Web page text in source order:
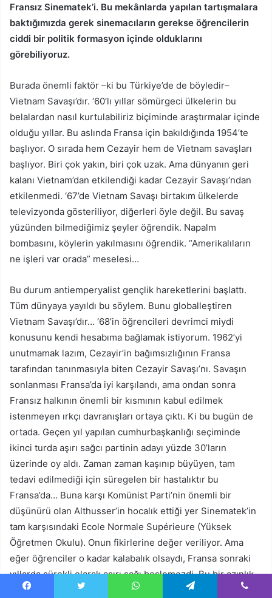
Fransız Sinematek’i. Bu mekânlarda yapılan tartışmalara
baktığımızda gerek sinemacıların gerekse öğrencilerin
ciddi bir politik formasyon içinde olduklarını
görebiliyoruz.
Burada önemli faktör –ki bu Türkiye’de de böyledir–
Vietnam Savaşı’dır. ‘60’lı yıllar sömürgeci ülkelerin bu
belalardan nasıl kurtulabiliriz biçiminde araştırmalar içinde
olduğu yıllar. Bu aslında Fransa için bakıldığında 1954’te
başlıyor. O sırada hem Cezayir hem de Vietnam savaşları
başlıyor. Biri çok yakın, biri çok uzak. Ama dünyanın geri
kalanı Vietnam’dan etkilendiği kadar Cezayir Savaşı’ndan
etkilenmedi. ‘67’de Vietnam Savaşı birtakım ülkelerde
televizyonda gösteriliyor, diğerleri öyle değil. Bu savaş
yüzünden bilmediğimiz şeyler öğrendik. Napalm
bombasını, köylerin yakılmasını öğrendik. “Amerikalıların
ne işleri var orada” meselesi…
Bu durum antiemperyalist gençlik hareketlerini başlattı.
Tüm dünyaya yayıldı bu söylem. Bunu globalleştiren
Vietnam Savaşı’dır… ‘68’in öğrencileri devrimci miydi
konusunu kendi hesabıma bağlamak istiyorum. 1962’yi
unutmamak lazım, Cezayir’in bağımsızlığının Fransa
tarafından tanınmasıyla biten Cezayir Savaşı’nı. Savaşın
sonlanması Fransa’da iyi karşılandı, ama ondan sonra
Fransız halkının önemli bir kısmının kabul edilmek
istenmeyen ırkçı davranışları ortaya çıktı. Ki bu bugün de
ortada. Geçen yıl yapılan cumhurbaşkanlığı seçiminde
ikinci turda aşırı sağcı partinin adayı yüzde 30’ların
üzerinde oy aldı. Zaman zaman kaşınıp büyüyen, tam
tedavi edilmediği için süregelen bir hastalıktır bu
Fransa’da… Buna karşı Komünist Parti’nin önemli bir
düşünürü olan Althusser’in hocalık ettiği yer Sinematek’in
tam karşısındaki Ecole Normale Supérieure (Yüksek
Öğretmen Okulu). Onun fikirlerine değer veriliyor. Ama
eğer öğrenciler o kadar kalabalık olsaydı, Fransa sonraki
yıllarda sürekli olarak aşırı sağı beslemezdi. Bu bir azınlık
hareketi olarak gidebileceği yere kadar gitti ve orada kaldı.